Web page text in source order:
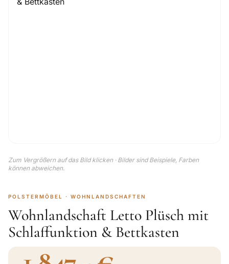
Zum Vergrößern auf das Bild klicken · Bilder sind Beispiele, Farben
können abweichen.
POLSTERMÖBEL · WOHNLANDSCHAFTEN
Wohnlandschaft Letto Plüsch mit
Schlaffunktion & Bettkasten